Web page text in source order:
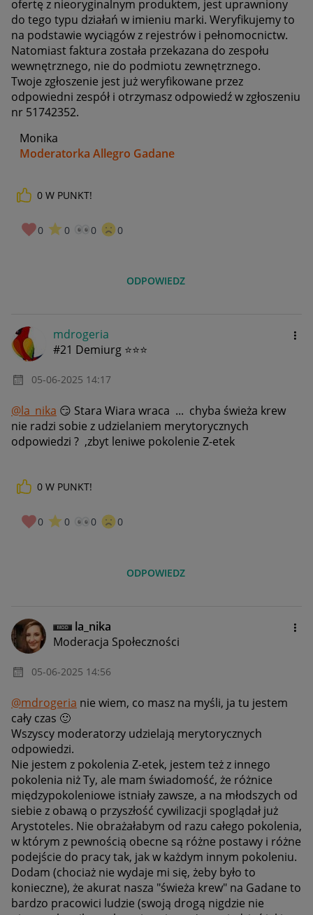
ofertę z nieoryginalnym produktem, jest uprawniony
do tego typu działań w imieniu marki. Weryfikujemy to
na podstawie wyciągów z rejestrów i pełnomocnictw.
Natomiast faktura została przekazana do zespołu
wewnętrznego, nie do podmiotu zewnętrznego.
Twoje zgłoszenie jest już weryfikowane przez
odpowiedni zespół i otrzymasz odpowiedź w zgłoszeniu
nr 51742352.
Monika
Moderatorka Allegro Gadane
0 W PUNKT!
0 0 0 0
ODPOWIEDZ
mdrogeria
#21 Demiurg ⭐⭐⭐
‎05-06-2025 14:17
@la_nika 😏 Stara Wiara wraca ... chyba świeża krew
nie radzi sobie z udzielaniem merytorycznych
odpowiedzi ? ,zbyt leniwe pokolenie Z-etek
0 W PUNKT!
0 0 0 0
ODPOWIEDZ
la_nika
Moderacja Społeczności
‎05-06-2025 14:56
@mdrogeria nie wiem, co masz na myśli, ja tu jestem
cały czas 🙂
Wszyscy moderatorzy udzielają merytorycznych
odpowiedzi.
Nie jestem z pokolenia Z-etek, jestem też z innego
pokolenia niż Ty, ale mam świadomość, że różnice
międzypokoleniowe istniały zawsze, a na młodszych od
siebie z obawą o przyszłość cywilizacji spoglądał już
Arystoteles. Nie obrażałabym od razu całego pokolenia,
w którym z pewnością obecne są różne postawy i różne
podejście do pracy tak, jak w każdym innym pokoleniu.
Dodam (chociaż nie wydaje mi się, żeby było to
konieczne), że akurat nasza "świeża krew" na Gadane to
bardzo pracowici ludzie (swoją drogą nigdzie nie